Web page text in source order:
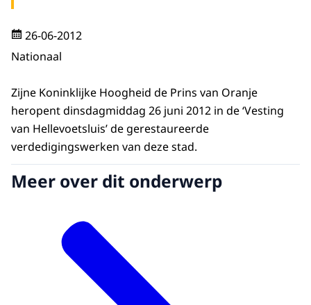
26-06-2012
Nationaal
Zijne Koninklijke Hoogheid de Prins van Oranje
heropent dinsdagmiddag 26 juni 2012 in de ‘Vesting
van Hellevoetsluis’ de gerestaureerde
verdedigingswerken van deze stad.
Meer over dit onderwerp